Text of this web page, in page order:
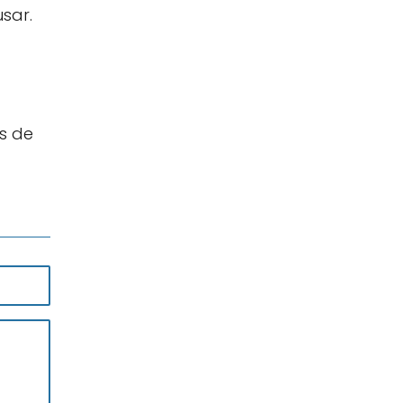
de